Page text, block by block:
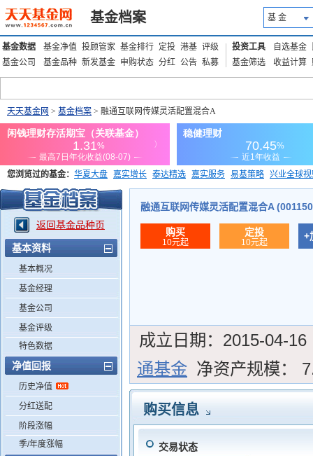
基金档案 基 金
基金数据 基金净值 投顾管家 基金排行 定投 港基 评级
基金公司
基金品种 新发基金 申购状态 分红 公告 私募
投资工具 自选基金
基金筛选
收益计算
天天基金网 > 基金档案 > 融通互联网传媒灵活配置混合A
您浏览过的基金： 华夏大盘 嘉实增长 泰达精选 嘉实服务 易基策略 兴业全球
添富优势 华安宏利 上证180价值ETF
返回基金品种页
基本资料
基本概况
基金经理
基金公司
基金评级
特色数据
净值回报
历史净值
分红送配
阶段涨幅
季/年度涨幅
融通互联网传媒灵活配置混合A
购买
10元起
定投
10元起
+
成立日期： 2015-04-16
通基金 净资产规模：
购买信息
交易状态